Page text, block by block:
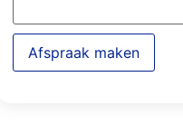
Afspraak maken